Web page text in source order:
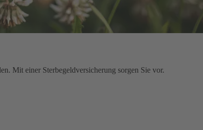
Mit einer Sterbegeldversicherung sorgen Sie vor.